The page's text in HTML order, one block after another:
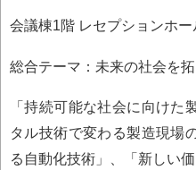
会議棟1階 レセプションホー
総合テーマ：未来の社会を
「持続可能な社会に向けた
タル技術で変わる製造現場
る自動化技術」、「新しい